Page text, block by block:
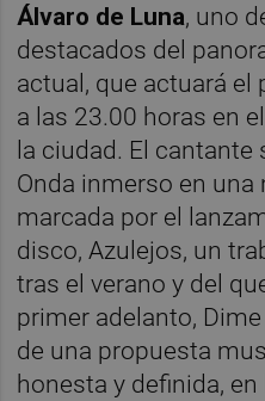
Álvaro de Luna, uno
destacados del
actual, que actuará
a las 23.00 horas en
la ciudad. El cantante
Onda inmerso en
marcada por el
disco, Azulejos, un
tras el verano y del
primer adelanto,
de una propuesta
honesta y definida,